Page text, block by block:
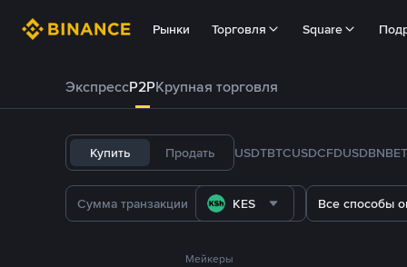
Рынки Торговля Square
ЭкспрессP2PКрупная торговля
Купить Продать USDTBTCUSDCFDUSDBNB
KES Все способы
Мейкеры